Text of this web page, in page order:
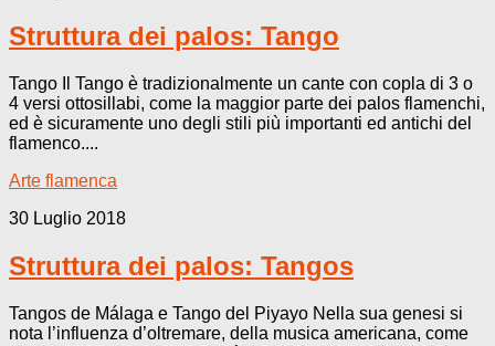
Struttura dei palos: Tango
Tango Il Tango è tradizionalmente un cante con copla di 3 o
4 versi ottosillabi, come la maggior parte dei palos flamenchi,
ed è sicuramente uno degli stili più importanti ed antichi del
flamenco....
Arte flamenca
30 Luglio 2018
Struttura dei palos: Tangos
Tangos de Málaga e Tango del Piyayo Nella sua genesi si
nota l’influenza d’oltremare, della musica americana, come